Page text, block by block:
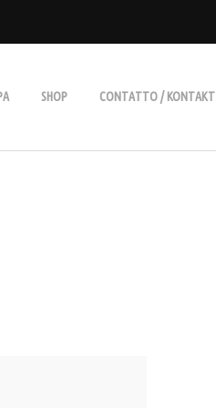
SHOP CONTATTO / KONTAKT